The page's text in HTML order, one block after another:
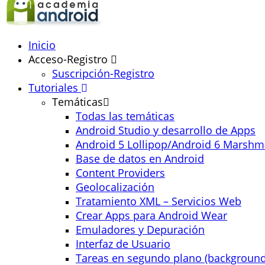
Inicio
Acceso-Registro
Suscripción-Registro
Tutoriales
Temáticas
Todas las temáticas
Android Studio y desarrollo de Apps
Android 5 Lollipop/Android 6
Base de datos en Android
Content Providers
Geolocalización
Tratamiento XML – Servicios Web
Crear Apps para Android Wear
Emuladores y Depuración
Interfaz de Usuario
Tareas en segundo plano